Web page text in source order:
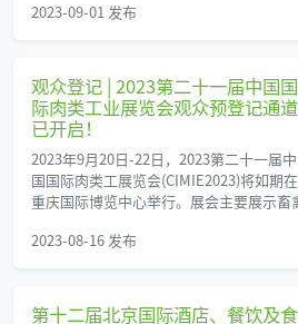
2023-09-01 发布
观众登记 | 2023第二十一届中国国
际肉类工业展览会观众预登记通道
已开启！
2023年9月20日-22日，2023第二十一届中
国国际肉类工展览会(CIMIE2023)将如期在
重庆国际博览中心举行。展会主要展示畜
2023-08-16 发布
第十二届北京国际酒店、餐饮及食